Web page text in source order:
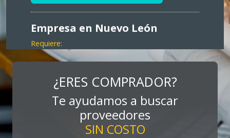
Empresa en Nuevo León
Requiere:
MARKETING
Especificaciones:
Consultoría, promocionales, stands,
expos, activaciones
Aplicar al Requerimiento
¿ERES COMPRADOR?
Te ayudamos a buscar
proveedores
SIN COSTO